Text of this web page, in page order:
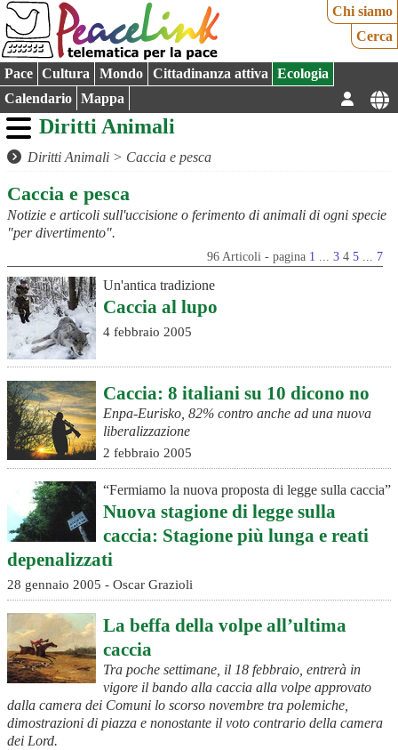
Chi siamo
Cerca
Pace Cultura Mondo Cittadinanza attiva
Ecologia
Calendario
Mappa
Diritti Animali
Diritti Animali > Caccia e pesca
Caccia e pesca
Notizie e articoli sull'uccisione o ferimento di animali di ogni specie
"per divertimento".
96 Articoli - pagina 1 ...3 45 7
Un'antica tradizione
Caccia al lupo
4 febbraio 2005
Caccia: 8 italiani su 10 dicono no
Enpa-Eurisko, 82% contro anche ad una nuova
liberalizzazione
2 febbraio 2005
“Fermiamo la nuova proposta di legge sulla caccia”
Nuova stagione di legge sulla
caccia: Stagione più lunga e reati
depenalizzati
28 gennaio 2005 - Oscar Grazioli
La beffa della volpe all’ultima
caccia
Tra poche settimane, il 18 febbraio, entrerà in
vigore il bando alla caccia alla volpe approvato
dalla camera dei Comuni lo scorso novembre tra polemiche,
dimostrazioni di piazza e nonostante il voto contrario della camera
dei Lord.